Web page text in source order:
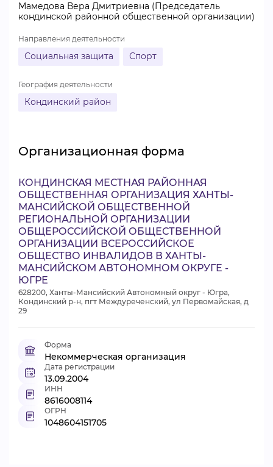
Мамедова Вера Дмитриевна (Председатель
кондинской районной общественной организации)
Направления деятельности
Социальная защита Спорт
География деятельности
Кондинский район
Организационная форма
КОНДИНСКАЯ МЕСТНАЯ РАЙОННАЯ
ОБЩЕСТВЕННАЯ ОРГАНИЗАЦИЯ ХАНТЫ-
МАНСИЙСКОЙ ОБЩЕСТВЕННОЙ
РЕГИОНАЛЬНОЙ ОРГАНИЗАЦИИ
ОБЩЕРОССИЙСКОЙ ОБЩЕСТВЕННОЙ
ОРГАНИЗАЦИИ ВСЕРОССИЙСКОЕ
ОБЩЕСТВО ИНВАЛИДОВ В ХАНТЫ-
МАНСИЙСКОМ АВТОНОМНОМ ОКРУГЕ -
ЮГРЕ
628200, Ханты-Мансийский Автономный округ - Югра,
Кондинский р-н, пгт Междуреченский, ул Первомайская, д
29
Форма
Некоммерческая организация
Дата регистрации
13.09.2004
ИНН
8616008114
ОГРН
1048604151705